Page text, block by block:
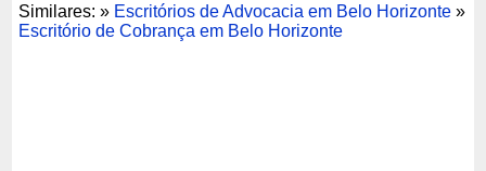
Similares: » Escritórios de Advocacia em Belo Horizonte »
Escritório de Cobrança em Belo Horizonte